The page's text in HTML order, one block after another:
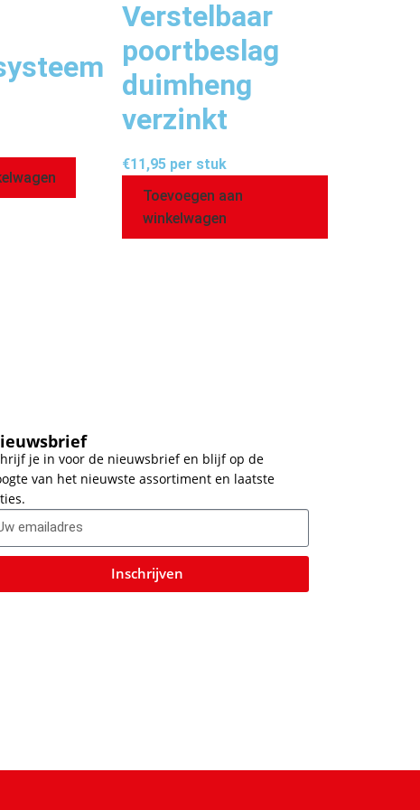
Verstelbaar
poortbeslag
duimheng
verzinkt
€11,95 per stuk
Toevoegen aan
winkelwagen
je in voor de nieuwsbrief en blijf op de
van het nieuwste assortiment en laatste
Inschrijven